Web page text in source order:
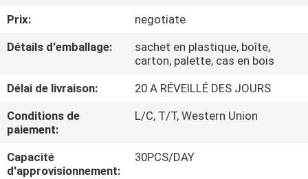
VISITE
DE
CONTRÔLE
DE
QUALITÉ
Prix:
negotiate
Détails d'emballage:
sachet en plastique, boîte,
carton, palette, cas en bois
Délai de livraison:
20 A RÉVEILLÉ DES JOURS
Conditions de
paiement:
L/C, T/T, Western Union
Capacité
d'approvisionnement:
30PCS/DAY